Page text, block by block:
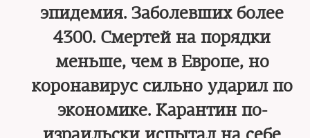
эпидемия. Заболевших более
4300. Смертей на порядки
меньше, чем в Европе, но
коронавирус сильно ударил по
экономике. Карантин по-